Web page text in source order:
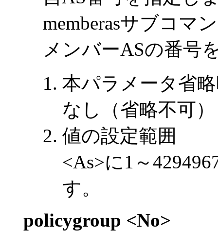
memberasサブコマ
メンバーASの番号
本パラメータ省
なし（省略不可）
値の設定範囲
<As>に1～
す。
policygroup <No>